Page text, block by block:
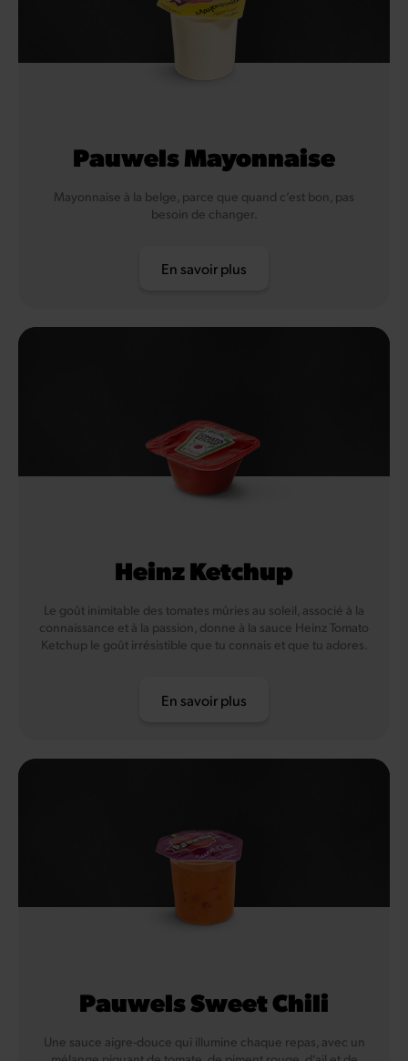
Pauwels Mayonnaise
Mayonnaise à la belge, parce que quand c’est bon, pas
besoin de changer.
En savoir plus
Heinz Ketchup
Le goût inimitable des tomates mûries au soleil, associé à la
connaissance et à la passion, donne à la sauce Heinz Tomato
Ketchup le goût irrésistible que tu connais et que tu adores.
En savoir plus
Pauwels Sweet Chili
Une sauce aigre-douce qui illumine chaque repas, avec un